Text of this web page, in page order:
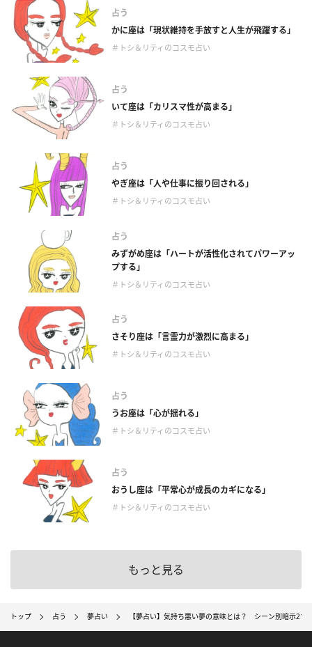
占う
かに座は「現状維持を手放すと人生が飛躍する」
＃トシ＆リティのコスモ占い
占う
いて座は「カリスマ性が高まる」
＃トシ＆リティのコスモ占い
占う
やぎ座は「人や仕事に振り回される」
＃トシ＆リティのコスモ占い
占う
みずがめ座は「ハートが活性化されてパワーアッ
プする」
＃トシ＆リティのコスモ占い
占う
さそり座は「言霊力が激烈に高まる」
＃トシ＆リティのコスモ占い
占う
うお座は「心が揺れる」
＃トシ＆リティのコスモ占い
占う
おうし座は「平常心が成長のカギになる」
＃トシ＆リティのコスモ占い
もっと見る
トップ 占う 夢占い 【夢占い】気持ち悪い夢の意味とは？ シーン別暗示21選